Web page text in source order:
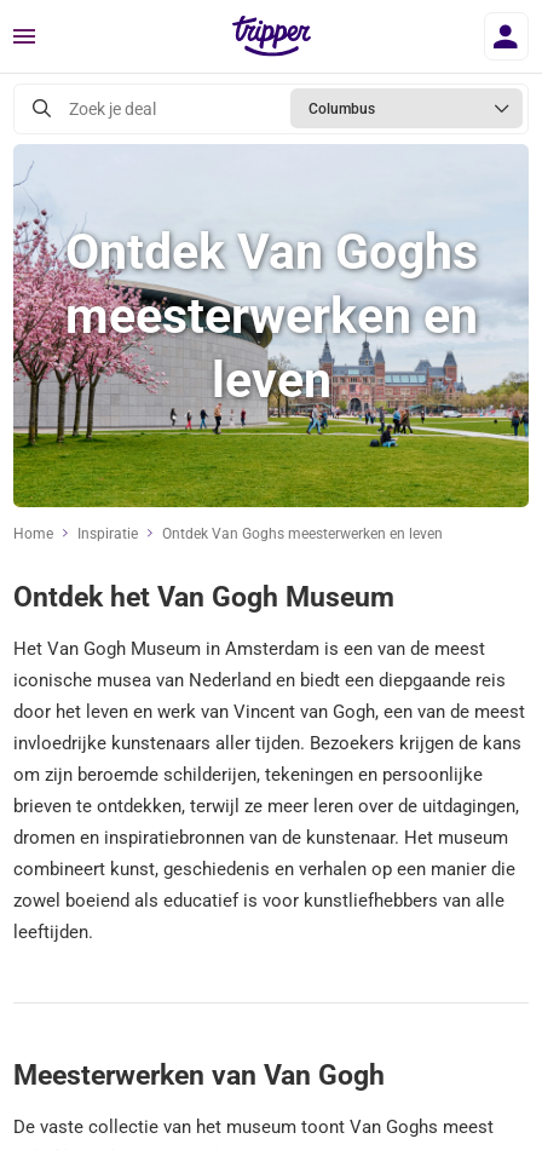
Menu
Zoek je deal Columbus
Ontdek Van Goghs
meesterwerken en
leven
Home Inspiratie Ontdek Van Goghs meesterwerken en leven
Ontdek het Van Gogh Museum
Het Van Gogh Museum in Amsterdam is een van de meest
iconische musea van Nederland en biedt een diepgaande reis
door het leven en werk van Vincent van Gogh, een van de meest
invloedrijke kunstenaars aller tijden. Bezoekers krijgen de kans
om zijn beroemde schilderijen, tekeningen en persoonlijke
brieven te ontdekken, terwijl ze meer leren over de uitdagingen,
dromen en inspiratiebronnen van de kunstenaar. Het museum
combineert kunst, geschiedenis en verhalen op een manier die
zowel boeiend als educatief is voor kunstliefhebbers van alle
leeftijden.
Meesterwerken van Van Gogh
De vaste collectie van het museum toont Van Goghs meest